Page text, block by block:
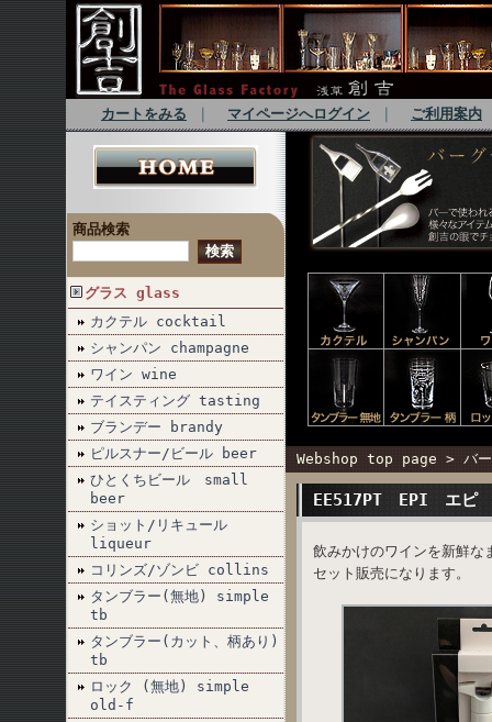
カートをみる マイページへログイン ご利用案内
商品検索
グラス glass
カクテル cocktail
シャンパン champagne
ワイン wine
テイスティング tasting
ブランデー brandy
ピルスナー/ビール beer
ひとくちビール small
beer
ショット/リキュール
liqueur
コリンズ/ゾンビ collins
タンブラー(無地) simple
tb
タンブラー(カット、柄あり)
tb
ロック (無地) simple
old-f
Webshop top page > バ
EE517PT EPI エピ
飲みかけのワインを新鮮な
セット販売になります。